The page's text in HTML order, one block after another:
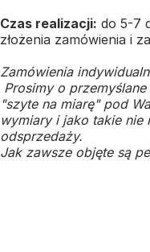
Czas realizacji: do 5-7
złożenia zamówienia i
Zamówienia
Prosimy o
"szyte na miarę" pod
wymiary i jako takie nie
odsprzedaży.
Jak zawsze objęte są